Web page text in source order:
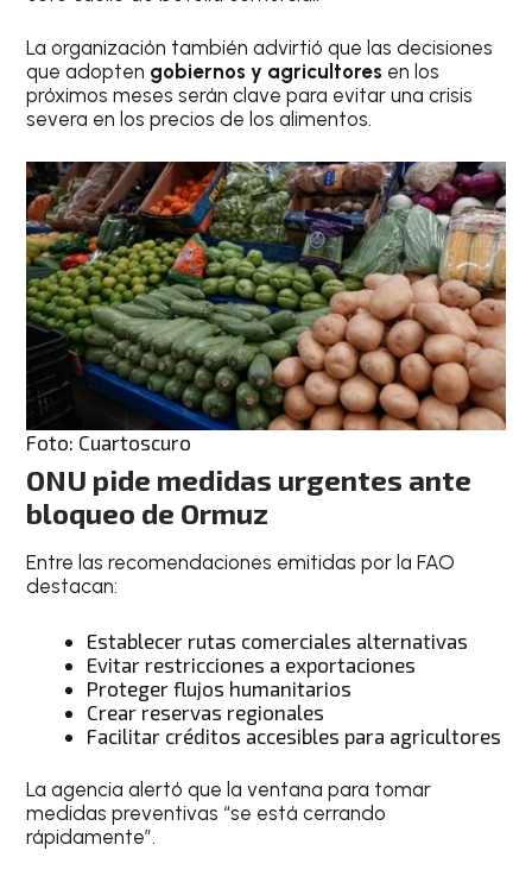
La organización también advirtió que las decisiones
que adopten gobiernos y agricultores en los
próximos meses serán clave para evitar una crisis
severa en los precios de los alimentos.
Foto: Cuartoscuro
ONU pide medidas urgentes ante
bloqueo de Ormuz
Entre las recomendaciones emitidas por la FAO
destacan:
Establecer rutas comerciales alternativas
Evitar restricciones a exportaciones
Proteger flujos humanitarios
Crear reservas regionales
Facilitar créditos accesibles para agricultores
La agencia alertó que la ventana para tomar
medidas preventivas “se está cerrando
rápidamente”.